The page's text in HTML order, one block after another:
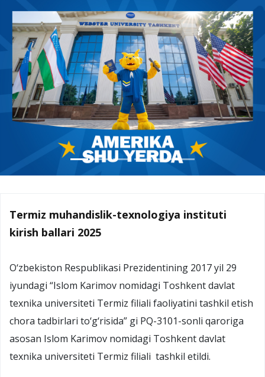
Termiz muhandislik-texnologiya instituti
kirish ballari 2025
O‘zbekiston Respublikasi Prezidentining 2017 yil 29
iyundagi “Islom Karimov nomidagi Toshkent davlat
texnika universiteti Termiz filiali faoliyatini tashkil etish
chora tadbirlari to‘g‘risida” gi PQ-3101-sonli qaroriga
asosan Islom Karimov nomidagi Toshkent davlat
texnika universiteti Termiz filiali tashkil etildi.